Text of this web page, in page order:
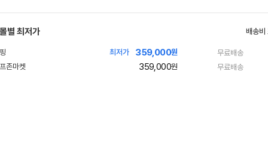
별 최저가 배송비
최저가 359,000원 무료배송
359,000원 무료배송